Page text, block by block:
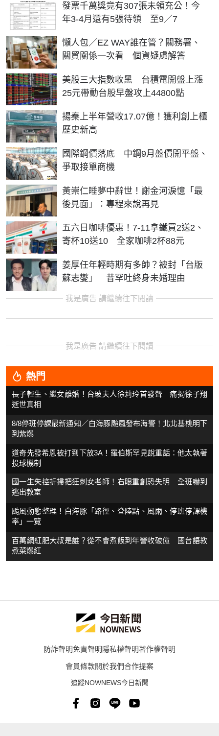
發票千萬獎竟有307張未領充公！今
年3-4月還有5張待領 至9／7
懶人包／EZ WAY誰在管？關務署、
關貿關係一次看 個資疑慮解答
美股三大指數收黑 台積電開盤上漲
25元帶動台股早盤攻上44800點
揚秦上半年營收17.07億！獲利創上櫃
歷史新高
國際鋼價落底 中鋼9月盤價開平盤、
爭取接單商機
黃崇仁睡夢中辭世！謝金河淚憶「最
後見面」：專程來說再見
五六日咖啡優惠！7-11拿鐵買2送2、
寄杯10送10 全家咖啡2杯88元
姜厚任年輕時期有多帥？被封「台版
蘇志燮」 昔罕吐終身未婚理由
我是廣告 請繼續往下閱讀
我是廣告 請繼續往下閱讀
熱門
長子輕生、繼女離婚！台玻夫人徐莉玲首發聲 痛揭徐子翔
逝世真相
8/8停班停課最新通知／白海豚颱風發布海警！北北基桃明下
到紫爆
道奇先發希恩被打到下放3A！羅伯斯罕見說重話：他太執著
投球機制
國一生失控折掃把狂刺女老師！右眼重創恐失明 全班嚇到
逃出教室
颱風動態整理！白海豚「路徑、登陸點、風雨、停班停課機
率」一覽
百萬網紅肥大叔是誰？從不會煮飯到年營收破億 國台語教
煮菜爆紅
防詐聲明免責聲明隱私權聲明著作權聲明
會員條款關於我們合作提案
追蹤NOWNEWS今日新聞